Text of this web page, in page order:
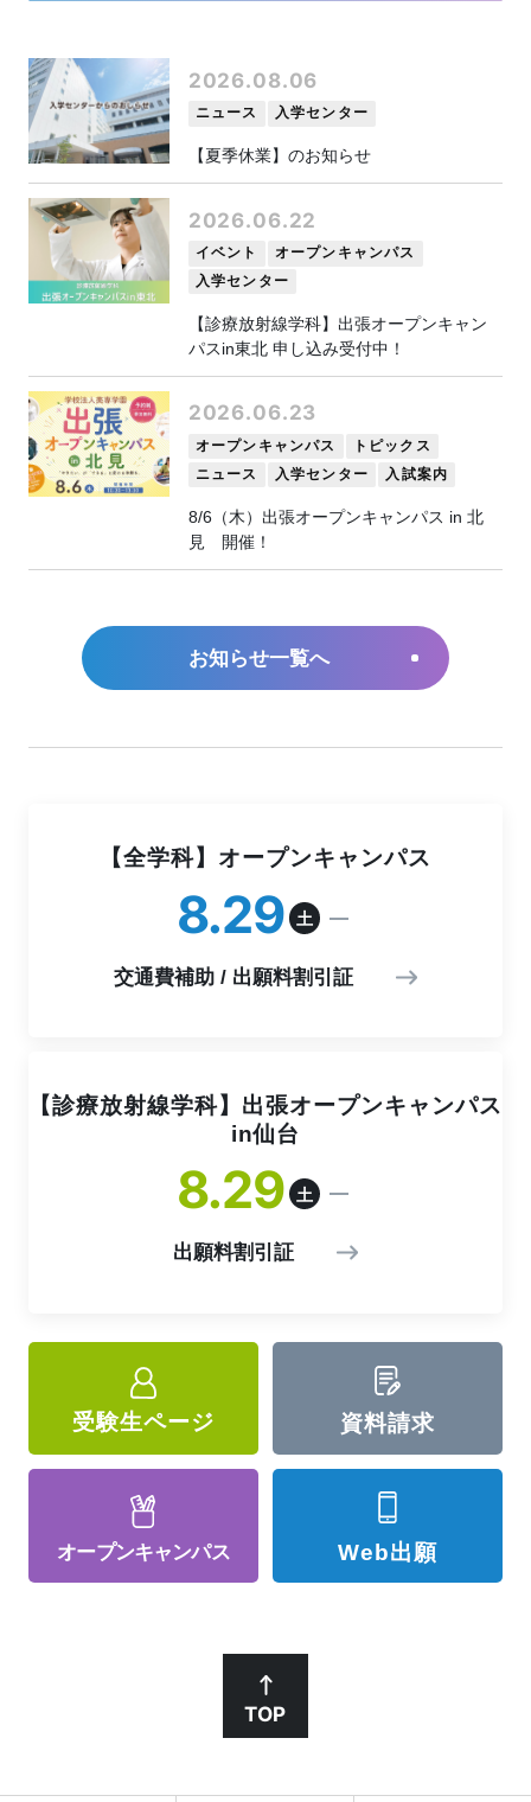
2026.08.06
ニュース 入学センター
【夏季休業】のお知らせ
2026.06.22
イベント
オープンキャンパス
入学センター
【診療放射線学科】出張オープンキャン
パスin東北 申し込み受付中！
2026.06.23
オープンキャンパス
トピックス
ニュース
入学センター 入試案内
8/6（木）出張オープンキャンパス in 北
見 開催！
お知らせ一覧へ
【全学科】オープンキャンパス
8 29 土
交通費補助 / 出願料割引証
【診療放射線学科】出張オープンキャンパス
in仙台
8 29 土
出願料割引証
受験生ページ 資料請求
オープンキャンパス Web出願
TOP